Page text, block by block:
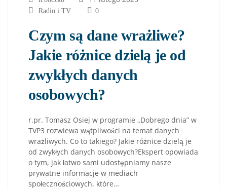
Radio i TV 0
Czym są dane wrażliwe?
Jakie różnice dzielą je od
zwykłych danych
osobowych?
r.pr. Tomasz Osiej w programie „Dobrego dnia” w
TVP3 rozwiewa wątpliwości na temat danych
wrażliwych. Co to takiego? Jakie różnice dzielą je
od zwykłych danych osobowych?Ekspert opowiada
o tym, jak łatwo sami udostępniamy nasze
prywatne informacje w mediach
społecznościowych, które…